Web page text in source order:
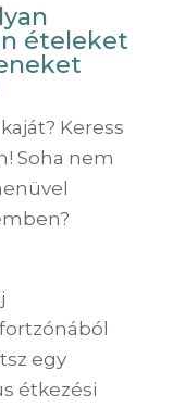
ételeket
Keress
Soha nem
egy
étkezési